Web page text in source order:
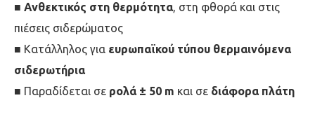
■ Ανθεκτικός στη θερμότητα, στη φθορά και στις
πιέσεις σιδερώματος
■ Κατάλληλος για ευρωπαϊκού τύπου θερμαινόμενα
σιδερωτήρια
■ Παραδίδεται σε ρολά ± 50 m και σε διάφορα πλάτη